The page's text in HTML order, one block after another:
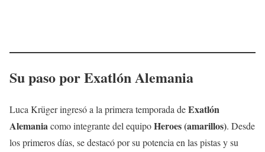
Su paso por Exatlón Alemania
Luca Krüger ingresó a la primera temporada deExatlón
Alemaniacomo integrante del equipoHeroes (amarillos). Desde
los primeros días, se destacó por su potencia en las pistas y su